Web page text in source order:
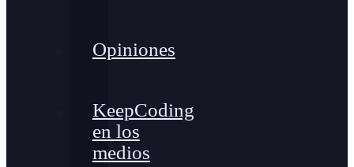
Opiniones
KeepCoding
en los
medios